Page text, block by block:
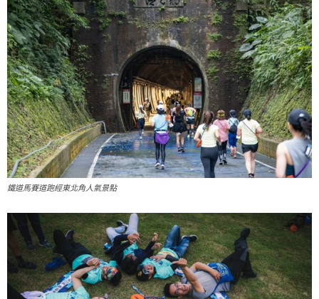
鐵道馬賽道跑經東北角人氣景點